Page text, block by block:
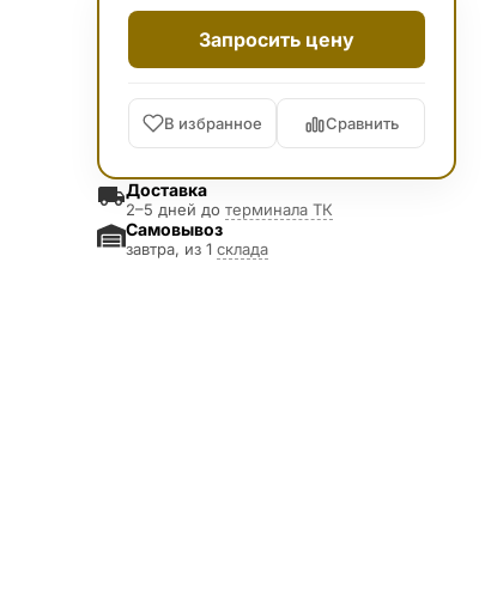
Запросить цену
В избранное Сравнить
Доставка
2–5 дней до терминала ТК
Самовывоз
завтра, из 1 склада